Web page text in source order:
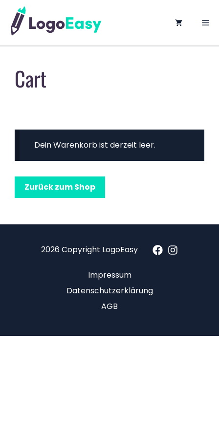
springen
Cart
Dein Warenkorb ist derzeit leer.
Zurück zum Shop
2026 Copyright LogoEasy
Impressum
Datenschutzerklärung
AGB